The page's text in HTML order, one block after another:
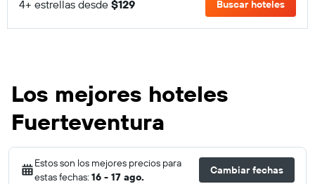
4+ estrellas desde $129 Buscar hoteles
Los mejores hoteles
Fuerteventura
Estos son los mejores precios para
estas fechas: 16 - 17 ago.
Cambiar fechas